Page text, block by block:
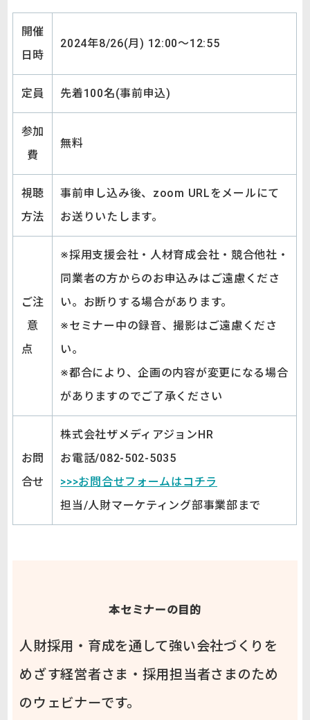
開催
日時
2024年8/26(月) 12:00～12:55
定員 先着100名(事前申込)
参加
費
無料
視聴
方法
事前申し込み後、zoom URLをメールにて
お送りいたします。
ご注
意
点
※採用支援会社・人材育成会社・競合他社・
同業者の方からのお申込みはご遠慮くださ
い。お断りする場合があります。
※セミナー中の録音、撮影はご遠慮くださ
い。
※都合により、企画の内容が変更になる場合
がありますのでご了承ください
お問
合せ
株式会社ザメディアジョンHR
お電話/082-502-5035
>>>お問合せフォームはコチラ
担当/人財マーケティング部事業部まで
本セミナーの目的
人財採用・育成を通して強い会社づくりを
めざす経営者さま・採用担当者さまのため
のウェビナーです。